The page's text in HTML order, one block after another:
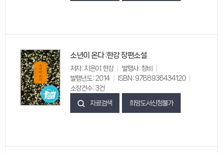
소년이 온다 :한강 장편소설
저자 : 지은이: 한강
발행사 : 창비
발행년도 : 2014
ISBN : 9788936434120
소장건수 : 3건
자료검색 희망도서신청불가